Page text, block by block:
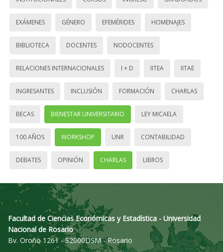
EXÁMENES GÉNERO EFEMÉRIDES HOMENAJES
BIBLIOTECA DOCENTES NODOCENTES
RELACIONES INTERNACIONALES I + D IITEA IITAE
INGRESANTES INCLUSIÓN FORMACIÓN CHARLAS
BECAS BIENESTAR UNIVERSITARIO LEY MICAELA
100 AÑOS WORKSHOP UNR CONTABILIDAD
DEBATES OPINIÓN CHARLAS LIBROS
Facultad de Ciencias Económicas y Estadística - Universidad
Nacional de Rosario
Bv. Oroño 1261 - S2000DSM - Rosario